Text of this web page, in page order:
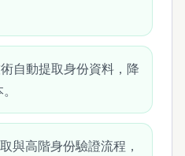
自動提取身份資料，降
與高階身份驗證流程，